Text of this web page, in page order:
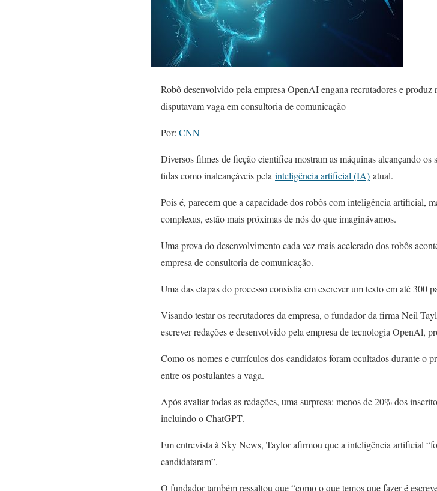
Robô desenvolvido pela empresa OpenAI engana recrutadores e
disputavam vaga em consultoria de comunicação
Por: CNN
Diversos filmes de ficção cientifica mostram as máquinas alcançando os
tidas como inalcançáveis pela inteligência artificial (IA) atual.
Pois é, parecem que a capacidade dos robôs com inteligência artificial,
complexas, estão mais próximas de nós do que imaginávamos.
Uma prova do desenvolvimento cada vez mais acelerado dos robôs
empresa de consultoria de comunicação.
Uma das etapas do processo consistia em escrever um texto em até 300
Visando testar os recrutadores da empresa, o fundador da firma Neil
escrever redações e desenvolvido pela empresa de tecnologia OpenAl,
Como os nomes e currículos dos candidatos foram ocultados durante o
entre os postulantes a vaga.
Após avaliar todas as redações, uma surpresa: menos de 20% dos
incluindo o ChatGPT.
Em entrevista à Sky News, Taylor afirmou que a inteligência artificial
candidataram”.
O fundador também ressaltou que “como o que temos que fazer é